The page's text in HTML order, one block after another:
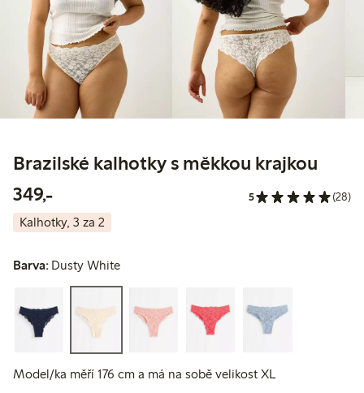
Brazilské kalhotky s měkkou krajkou
349,-349,00 Kč 5 (28)
Kalhotky, 3 za 2
Barva: Dusty White
Model/ka měří 176 cm a má na sobě velikost XL